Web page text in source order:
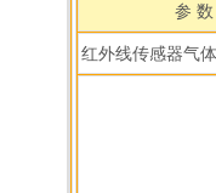
参 数
红外线传感器气